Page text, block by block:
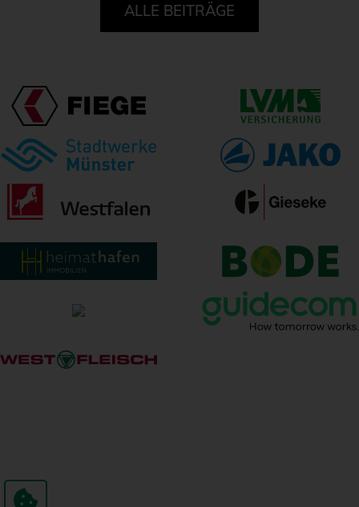
ALLE BEITRÄGE